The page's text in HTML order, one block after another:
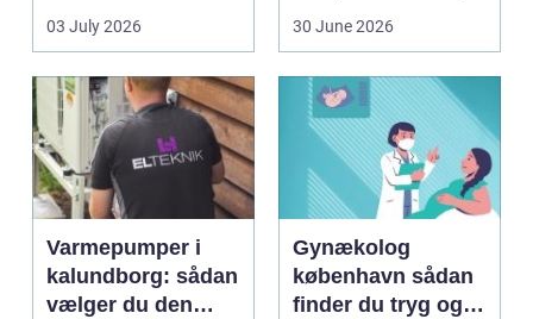
pakkes, o...
03 July 2026
hobbybaseret
30 June 2026
Varmepumper i
kalundborg: sådan
vælger du den
Gynækolog
københavn sådan
finder du tryg og